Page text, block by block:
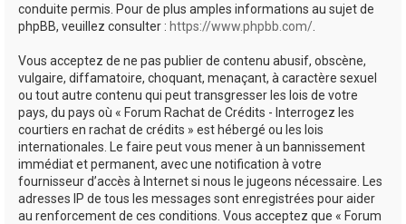
conduite permis. Pour de plus amples informations au sujet de
phpBB, veuillez consulter : https://www.phpbb.com/
Vous acceptez de ne pas publier de contenu abusif, obscène,
vulgaire, diffamatoire, choquant, menaçant, à caractère sexuel
ou tout autre contenu qui peut transgresser les lois de votre
pays, du pays où « Forum Rachat de Crédits - Interrogez les
courtiers en rachat de crédits » est hébergé ou les lois
internationales. Le faire peut vous mener à un bannissement
immédiat et permanent, avec une notification à votre
fournisseur d’accès à Internet si nous le jugeons nécessaire. Les
adresses IP de tous les messages sont enregistrées pour aider
au renforcement de ces conditions. Vous acceptez que « Forum